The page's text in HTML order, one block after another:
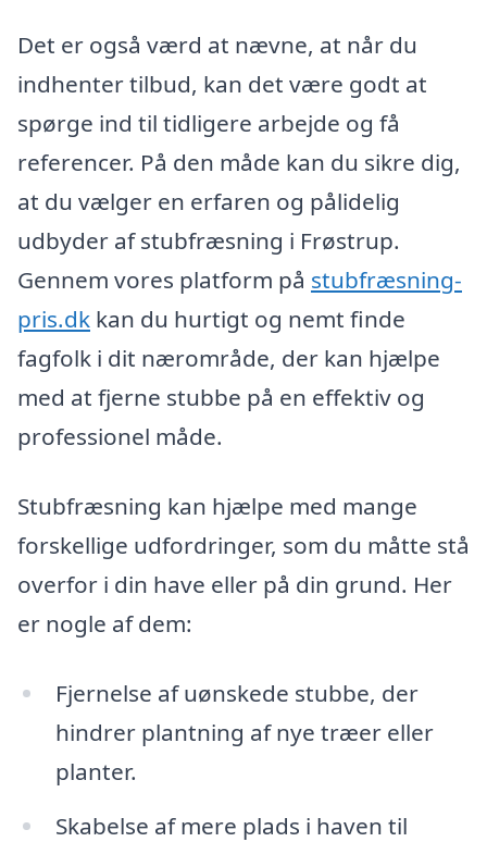
Det er også værd at nævne, at når du
indhenter tilbud, kan det være godt at
spørge ind til tidligere arbejde og få
referencer. På den måde kan du sikre dig,
at du vælger en erfaren og pålidelig
udbyder af stubfræsning i Frøstrup.
Gennem vores platform på stubfræsning-
pris.dk kan du hurtigt og nemt finde
fagfolk i dit nærområde, der kan hjælpe
med at fjerne stubbe på en effektiv og
professionel måde.
Stubfræsning kan hjælpe med mange
forskellige udfordringer, som du måtte stå
overfor i din have eller på din grund. Her
er nogle af dem:
Fjernelse af uønskede stubbe, der
hindrer plantning af nye træer eller
planter.
Skabelse af mere plads i haven til